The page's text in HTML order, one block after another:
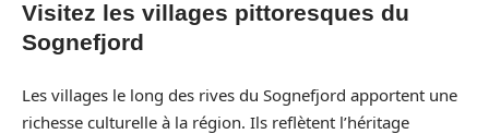
Visitez les villages pittoresques du
Sognefjord
Les villages le long des rives du Sognefjord apportent une
richesse culturelle à la région. Ils reflètent l’héritage